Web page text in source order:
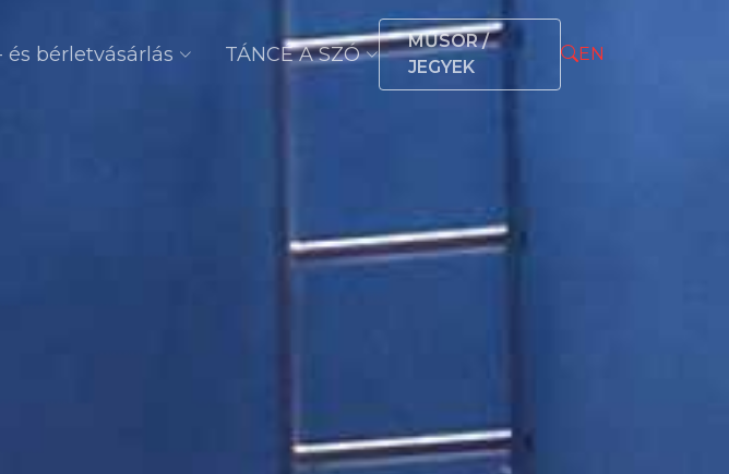
és bérletvásárlás TÁNCÉ A SZÓ
MŰSOR /
JEGYEK
EN